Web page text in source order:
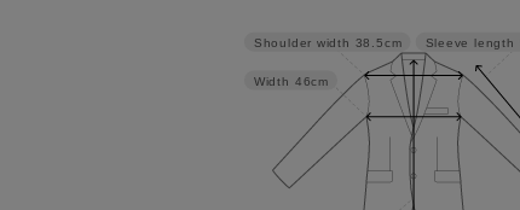
Sleeve length
Width 46cm
Shoulder width 38.5cm